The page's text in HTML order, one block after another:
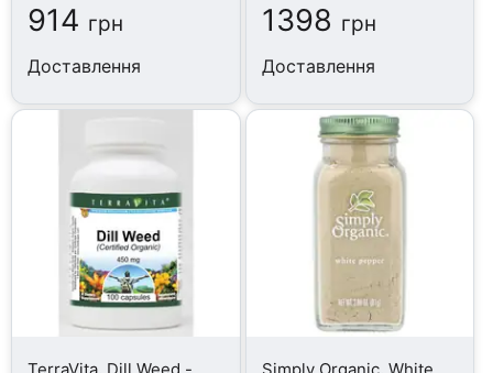
914 грн
Доставлення
1398 грн
Доставлення
TerraVita, Dill Weed -
Simply Organic, White